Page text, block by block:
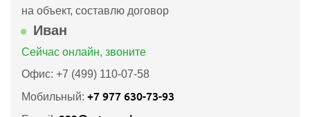
на объект, составлю договор
Иван
Сейчас онлайн, звоните
Офис: +7 (499) 110-07-58
Мобильный: +7 977 630-73-93